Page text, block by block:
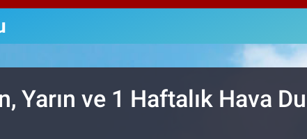
Yarın ve 1 Haftalık Hava